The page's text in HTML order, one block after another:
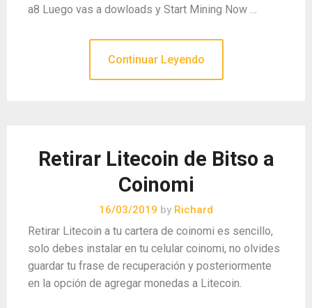
a8 Luego vas a dowloads y Start Mining Now …
Continuar Leyendo
Retirar Litecoin de Bitso a
Coinomi
16/03/2019 by Richard
Retirar Litecoin a tu cartera de coinomi es sencillo,
solo debes instalar en tu celular coinomi, no olvides
guardar tu frase de recuperación y posteriormente
en la opción de agregar monedas a Litecoin.